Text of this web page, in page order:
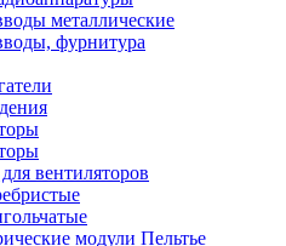
металлические
фурнитура
вентиляторов
модули Пельтье